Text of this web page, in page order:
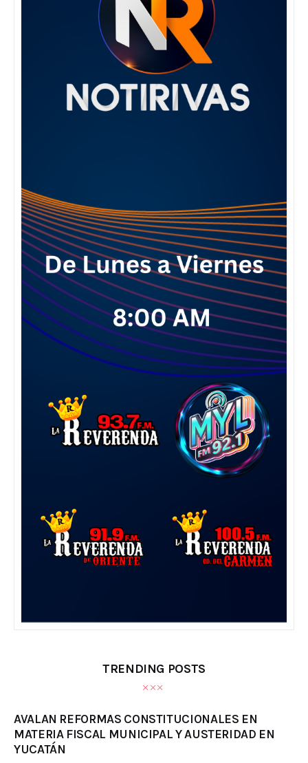
TRENDING POSTS
AVALAN REFORMAS CONSTITUCIONALES EN
MATERIA FISCAL MUNICIPAL Y AUSTERIDAD EN
YUCATÁN